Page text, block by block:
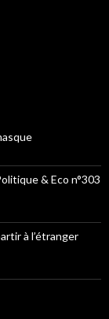
& Eco n°303
à l’étranger